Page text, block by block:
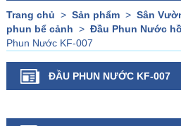
Trang chủ > Sản phẩm> Sân
phun bể cảnh > Đầu Phun Nước
Phun Nước KF-007
ĐẦU PHUN NƯỚC KF-007